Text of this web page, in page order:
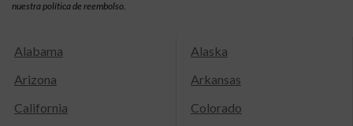
nuestra política de reembolso.
Alabama
Alaska
Arizona
Arkansas
California
Colorado